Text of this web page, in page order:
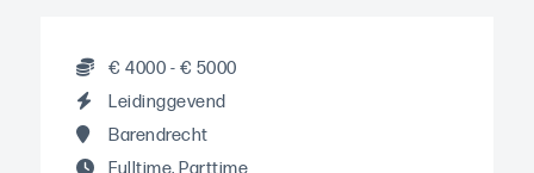
€ 4000 - € 5000
Leidinggevend
Barendrecht
Fulltime, Parttime